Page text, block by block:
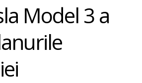
Model 3 a